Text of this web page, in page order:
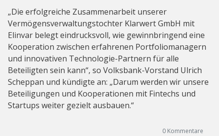
„Die erfolgreiche Zusammenarbeit unserer
Vermögensverwaltungstochter Klarwert GmbH mit
Elinvar belegt eindrucksvoll, wie gewinnbringend eine
Kooperation zwischen erfahrenen Portfoliomanagern
und innovativen Technologie-Partnern für alle
Beteiligten sein kann“, so Volksbank-Vorstand Ulrich
Scheppan und kündigte an: „Darum werden wir unsere
Beteiligungen und Kooperationen mit Fintechs und
Startups weiter gezielt ausbauen.“
0 Kommentare